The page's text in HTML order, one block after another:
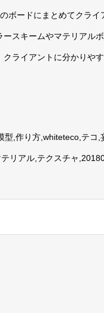
ボードにまとめてクラ
スキームやマテリアル
ライアントに分かりや
,作り方,whiteteco,テ
リアル,テクスチャ